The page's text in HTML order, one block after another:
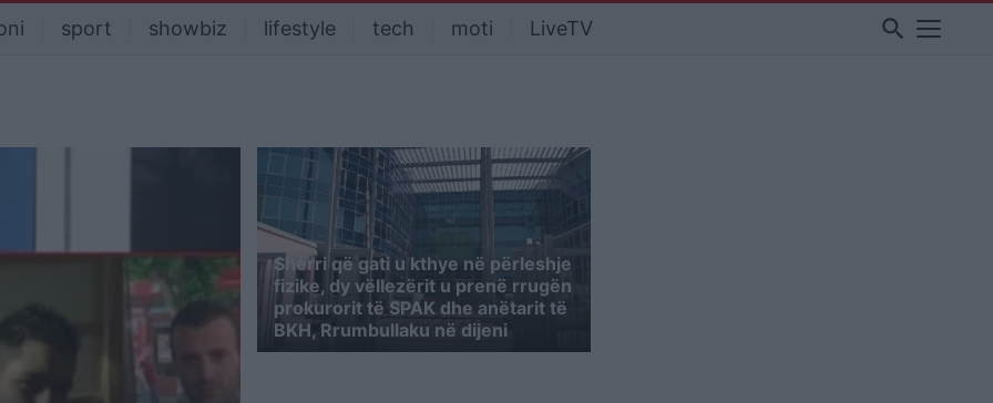
sport showbiz lifestyle tech moti LiveTV search
Sherri që gati u kthye në përleshje
fizike, dy vëllezërit u prenë rrugën
prokurorit të SPAK dhe anëtarit të
BKH, Rrumbullaku në dijeni